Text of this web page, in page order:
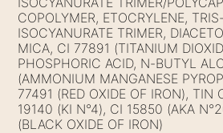
COPOLYMER, ETOCRYLENE,
ISOCYANURATE TRIMER,
MICA, CI 77891 (TITANIUM
PHOSPHORIC ACID, N-BUTYL
(AMMONIUM MANGANESE
77491 (RED OXIDE OF IRON), TIN
19140 (KI N°4), CI 15850 (AKA
(BLACK OXIDE OF IRON)